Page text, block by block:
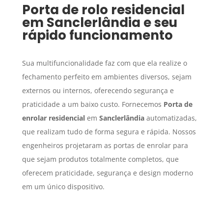
Porta de rolo residencial
em Sanclerlândia e seu
rápido funcionamento
Sua multifuncionalidade faz com que ela realize o
fechamento perfeito em ambientes diversos, sejam
externos ou internos, oferecendo segurança e
praticidade a um baixo custo. Fornecemos Porta de
enrolar residencialem Sanclerlândiaautomatizadas,
que realizam tudo de forma segura e rápida. Nossos
engenheiros projetaram as portas de enrolar para
que sejam produtos totalmente completos, que
oferecem praticidade, segurança e design moderno
em um único dispositivo.